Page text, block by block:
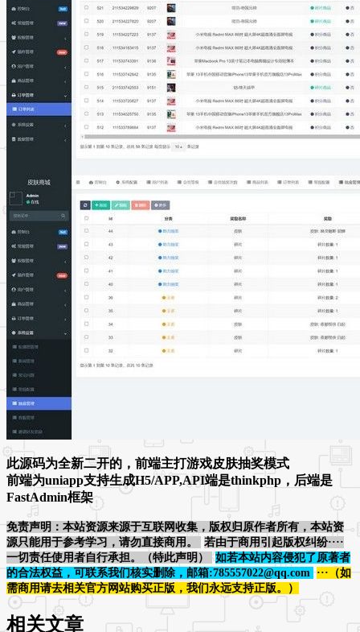
此源码为全新二开的，前端主打游戏皮肤抽奖模式
前端为uniapp支持生成H5/APP,API端是thinkphp，后端是
FastAdmin框架
免责声明：本站资源来源于互联网收集，版权归原作者所有，本站资
源只能用于参考学习，请勿直接商用。
若由于商用引起版权纠纷····
一切责任使用者自行承担。（特此声明）
如若本站内容侵犯了原著者
的合法权益，可联系我们核实删除，邮箱:785557022@qq.com
···（如
需商用请去相关官方网站购买正版，我们永远支持正版。）
相关文章